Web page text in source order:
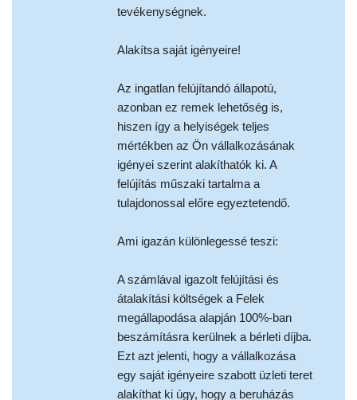
tevékenységnek.
Alakítsa saját igényeire!
Az ingatlan felújítandó állapotú,
azonban ez remek lehetőség is,
hiszen így a helyiségek teljes
mértékben az Ön vállalkozásának
igényei szerint alakíthatók ki. A
felújítás műszaki tartalma a
tulajdonossal előre egyeztetendő.
Ami igazán különlegessé teszi:
A számlával igazolt felújítási és
átalakítási költségek a Felek
megállapodása alapján 100%-ban
beszámításra kerülnek a bérleti díjba.
Ezt azt jelenti, hogy a vállalkozása
egy saját igényeire szabott üzleti teret
alakíthat ki úgy, hogy a beruházás